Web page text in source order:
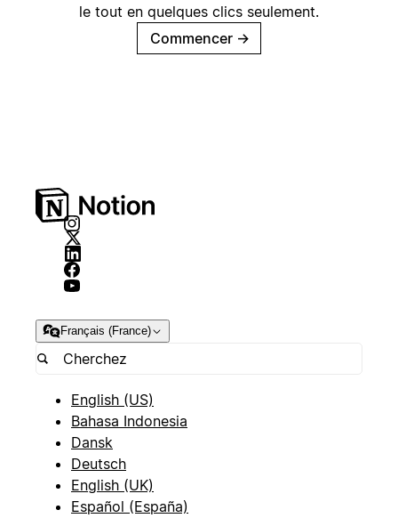
le tout en quelques clics seulement.
Commencer →
Français (France)
English (US)
Bahasa Indonesia
Dansk
Deutsch
English (UK)
Español (España)